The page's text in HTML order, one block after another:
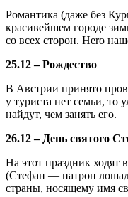
Романтика (даже без
красивейшем городе
со всех сторон. Hero
25.12 – Рождество
В Австрии принято
у туриста нет семьи, то
найдут, чем занять его.
26.12 – День святого
На этот праздник ходят
(Стефан — патрон
страны, носящему имя